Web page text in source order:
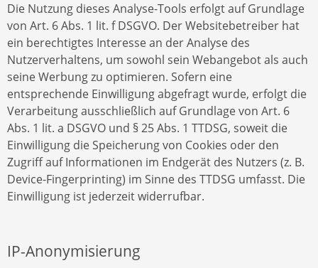
Die Nutzung dieses Analyse-Tools erfolgt auf Grundlage
von Art. 6 Abs. 1 lit. f DSGVO. Der Websitebetreiber hat
ein berechtigtes Interesse an der Analyse des
Nutzerverhaltens, um sowohl sein Webangebot als auch
seine Werbung zu optimieren. Sofern eine
entsprechende Einwilligung abgefragt wurde, erfolgt die
Verarbeitung ausschließlich auf Grundlage von Art. 6
Abs. 1 lit. a DSGVO und § 25 Abs. 1 TTDSG, soweit die
Einwilligung die Speicherung von Cookies oder den
Zugriff auf Informationen im Endgerät des Nutzers (z. B.
Device-Fingerprinting) im Sinne des TTDSG umfasst. Die
Einwilligung ist jederzeit widerrufbar.
IP-Anonymisierung